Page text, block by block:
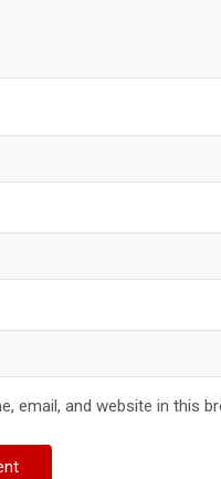
email, and website in this